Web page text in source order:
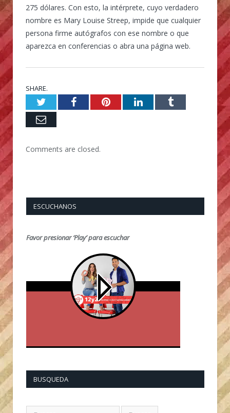
275 dólares. Con esto, la intérprete, cuyo verdadero
nombre es Mary Louise Streep, impide que cualquier
persona firme autógrafos con ese nombre o que
aparezca en conferencias o abra una página web.
SHARE.
TwitterFacebookPinterestLinkedInTumblr
Email
Comments are closed.
ESCUCHANOS
Favor presionar ‘Play’ para escuchar
BUSQUEDA